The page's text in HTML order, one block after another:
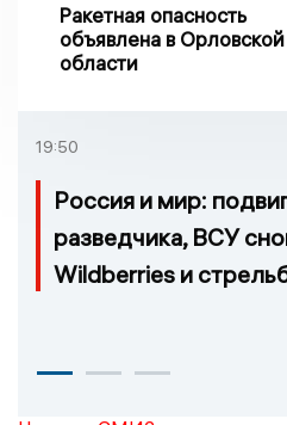
Ракетная опасность
объявлена в Орловской
области
19:50
Россия и мир:
разведчика, ВСУ
Wildberries и